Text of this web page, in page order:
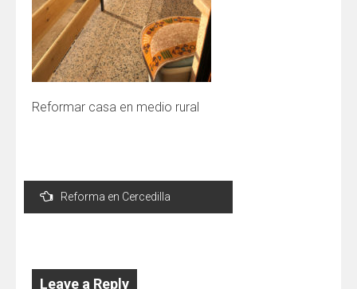
Reformar casa en medio rural
Post
navigation
Reforma en Cercedilla
Leave a Reply